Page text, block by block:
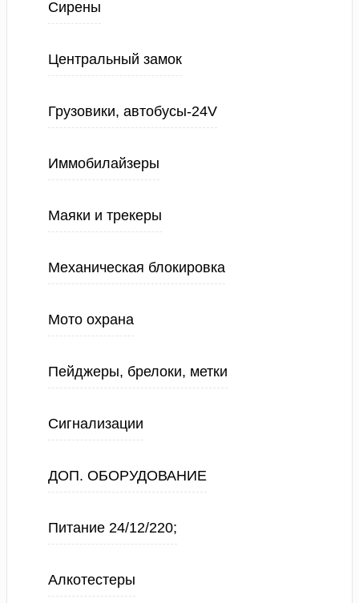
Сирены
Центральный замок
Грузовики, автобусы-24V
Иммобилайзеры
Маяки и трекеры
Механическая блокировка
Мото охрана
Пейджеры, брелоки, метки
Сигнализации
ДОП. ОБОРУДОВАНИЕ
Питание 24/12/220;
Алкотестеры